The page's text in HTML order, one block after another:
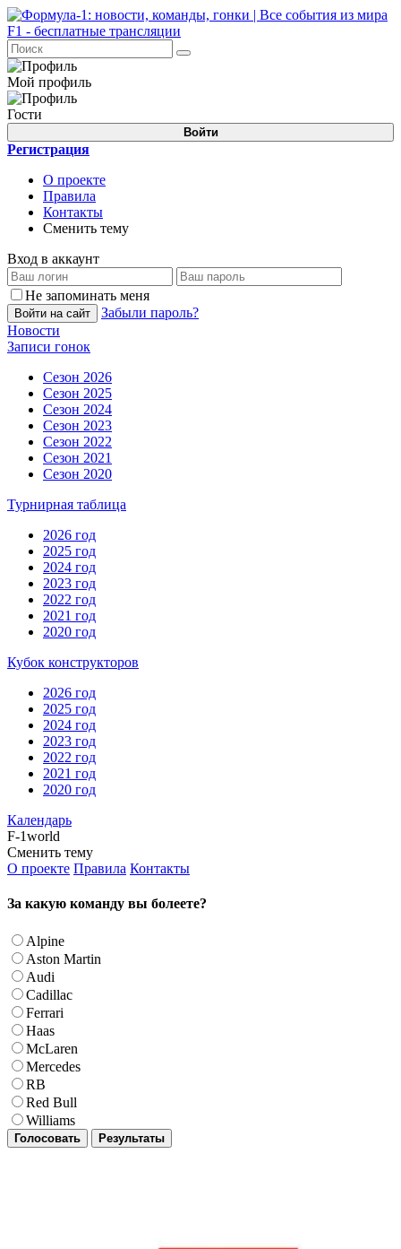
Мой профиль
Гости
Войти
Регистрация
О проекте
Правила
Контакты
Сменить тему
Вход в аккаунт
Не запоминать меня
Войти на сайт
Забыли пароль?
Новости
Записи гонок
Сезон 2026
Сезон 2025
Сезон 2024
Сезон 2023
Сезон 2022
Сезон 2021
Сезон 2020
Турнирная таблица
2026 год
2025 год
2024 год
2023 год
2022 год
2021 год
2020 год
Кубок конструкторов
2026 год
2025 год
2024 год
2023 год
2022 год
2021 год
2020 год
Календарь
F-1world
Сменить тему
О проекте Правила Контакты
За какую команду вы болеете?
Alpine
Aston Martin
Audi
Cadillac
Ferrari
Haas
McLaren
Mercedes
RB
Red Bull
Williams
Голосовать Результаты